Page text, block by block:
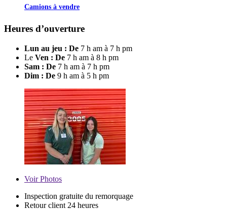
Camions à vendre
Heures d’ouverture
Lun au jeu : De 7 h am à 7 h pm
Le Ven : De 7 h am à 8 h pm
Sam : De 7 h am à 7 h pm
Dim : De 9 h am à 5 h pm
VoirPhotos
Inspection gratuite du remorquage
Retour client 24 heures